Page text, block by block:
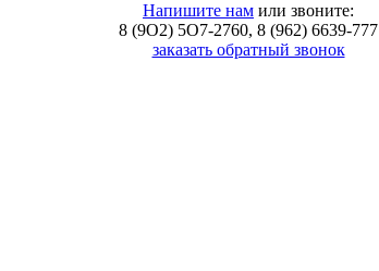
Напишите нам или звоните:
8 (9O2) 5O7-2760, 8 (962) 6639-777
заказать обратный звонок